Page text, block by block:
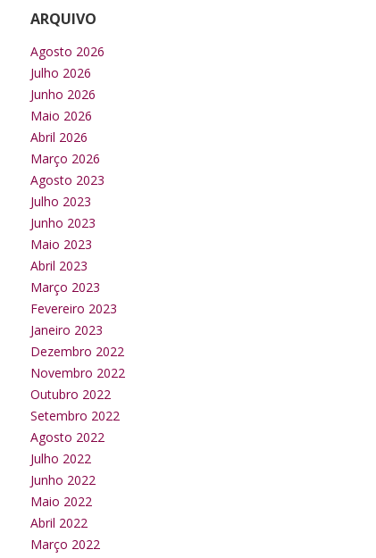
ARQUIVO
Agosto 2026
Julho 2026
Junho 2026
Maio 2026
Abril 2026
Março 2026
Agosto 2023
Julho 2023
Junho 2023
Maio 2023
Abril 2023
Março 2023
Fevereiro 2023
Janeiro 2023
Dezembro 2022
Novembro 2022
Outubro 2022
Setembro 2022
Agosto 2022
Julho 2022
Junho 2022
Maio 2022
Abril 2022
Março 2022